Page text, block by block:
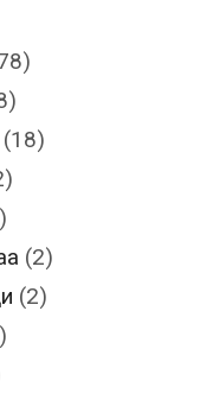
(18)
(2)
(2)